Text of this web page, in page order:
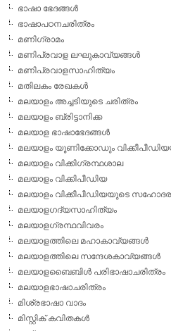
ഭാഷാ ഭേദങ്ങള്‍
ഭാഷാപഠനചരിത്രം
മണിഗ്രാമം
മണിപ്രവാള ലഘുകാവ്യങ്ങള്‍
മണിപ്രവാളസാഹിത്യം
മതിലകം രേഖകള്‍
മലയാളം അച്ചടിയുടെ ചരിത്രം
മലയാളം ബ്രിട്ടാനിക്ക
മലയാള ഭാഷാഭേദങ്ങള്‍
മലയാളം യൂണിക്കോഡും
മലയാളം വിക്കിഗ്രന്ഥശാല
മലയാളം വിക്കിപീഡിയ
മലയാളം വിക്കീപീഡിയയുടെ
മലയാളഗദ്യസാഹിത്യം
മലയാളഗ്രന്ഥവിവരം
മലയാളത്തിലെ മഹാകാവ്യങ്ങള്‍
മലയാളത്തിലെ സന്ദേശകാവ്യങ്ങള്‍
മലയാളബൈബിള്‍ പരിഭാഷാചരിത്രം
മലയാളഭാഷാചരിത്രം
മിശ്രഭാഷാ വാദം
മിസ്റ്റിക് കവിതകള്‍